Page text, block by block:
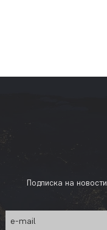
Подписка на новости